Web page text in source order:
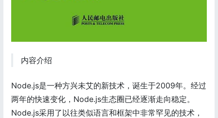
内容介绍
Node.js是一种方兴未艾的新技术，诞生于2009年。经过
两年的快速变化，Node.js生态圈已经逐渐走向稳定。
Node.js采用了以往类似语言和框架中非常罕见的技术，